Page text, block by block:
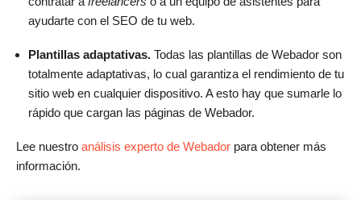
ayudarte con el SEO de tu web.
Plantillas adaptativas. Todas las plantillas de Webador son
totalmente adaptativas, lo cual garantiza el rendimiento de tu
sitio web en cualquier dispositivo. A esto hay que sumarle lo
rápido que cargan las páginas de Webador.
Lee nuestro análisis experto de Webador para obtener más
información.